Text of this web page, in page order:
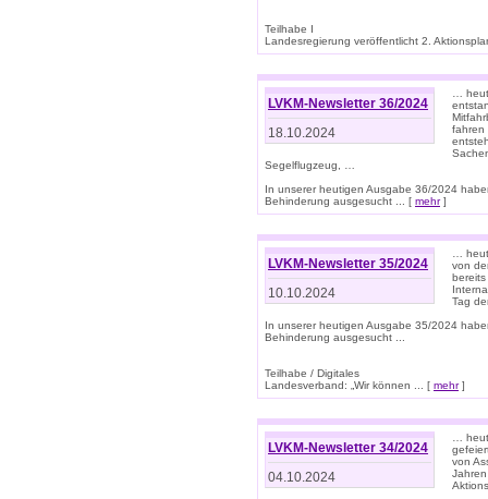
Teilhabe I
Landesregierung veröffentlicht 2.
LVKM-Newsletter 36/2024
18.10.2024
…
fahren
Segelflugzeug, …
In unserer heutigen Ausgabe 36/2024
Behinderung ausgesucht ... [ mehr]
LVKM-Newsletter 35/2024
10.10.2024
…
von
bereits
Tag
In unserer heutigen Ausgabe 35/2024
Behinderung ausgesucht ...
Teilhabe / Digitales
Landesverband: „Wir können ... [ mehr]
LVKM-Newsletter 34/2024
04.10.2024
…
von